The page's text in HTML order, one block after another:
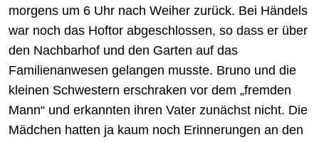
morgens um 6 Uhr nach Weiher zurück. Bei Händels
war noch das Hoftor abgeschlossen, so dass er über
den Nachbarhof und den Garten auf das
Familienanwesen gelangen musste. Bruno und die
kleinen Schwestern erschraken vor dem „fremden
Mann“ und erkannten ihren Vater zunächst nicht. Die
Mädchen hatten ja kaum noch Erinnerungen an den